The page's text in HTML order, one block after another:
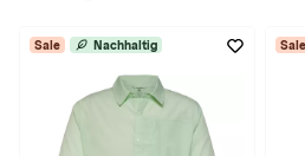
Sale Nachhaltig Sale